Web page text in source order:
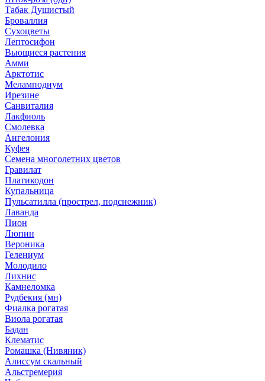
Табак Душистый
Броваллия
Сухоцветы
Лептосифон
Вьющиеся растения
Амми
Арктотис
Меламподиум
Ирезине
Санвиталия
Лакфиоль
Смолевка
Ангелония
Куфея
Семена многолетних цветов
Гравилат
Платикодон
Купальница
Пульсатилла (прострел, подснежник)
Лаванда
Пион
Люпин
Вероника
Гелениум
Молодило
Лихнис
Камнеломка
Рудбекия (мн)
Фиалка рогатая
Виола рогатая
Бадан
Клематис
Ромашка (Нивяник)
Алиссум скальный
Альстремерия